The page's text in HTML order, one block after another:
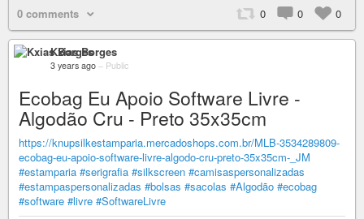
0 comments 0 0 0
Kxias Borges
3 years ago – Public
Ecobag Eu Apoio Software Livre -
Algodão Cru - Preto 35x35cm
https://knupsilkestamparia.mercadoshops.com.br/MLB-3534289809-
ecobag-eu-apoio-software-livre-algodo-cru-preto-35x35cm-_JM
#estamparia #serigrafia #silkscreen #camisaspersonalizadas
#estampaspersonalizadas #bolsas #sacolas #Algodão #ecobag
#software #livre #SoftwareLivre